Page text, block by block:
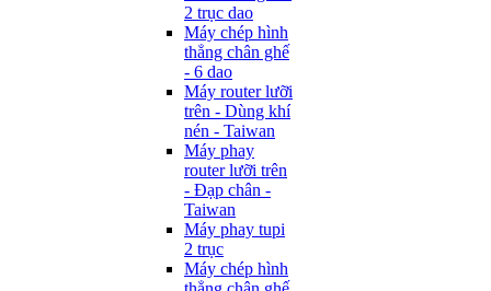
2 trục dao
Máy chép hình
thẳng chân ghế
- 6 dao
Máy router lưỡi
trên - Dùng khí
nén - Taiwan
Máy phay
router lưỡi trên
- Đạp chân -
Taiwan
Máy phay tupi
2 trục
Máy chép hình